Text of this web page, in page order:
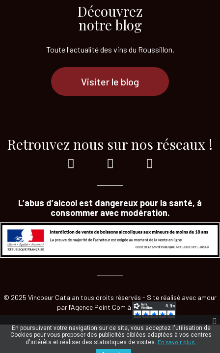
Découvrez
notre blog
Toute l'actualité des vins du Roussillon.
Visiter le blog
Retrouvez nous sur nos réseaux !
L’abus d’alcool est dangereux pour la santé, à
consommer avec modération.
© 2025 Vincoeur Catalan tous droits réservés - Site réalisé avec amour
par l’Agence Point Com à Perpignan
En poursuivant votre navigation sur ce site, vous acceptez l'utilisation de
Cookies pour vous proposer des publicités ciblées adaptées à vos centres
d'intérêts et réaliser des statistiques de visites. En savoir plus.